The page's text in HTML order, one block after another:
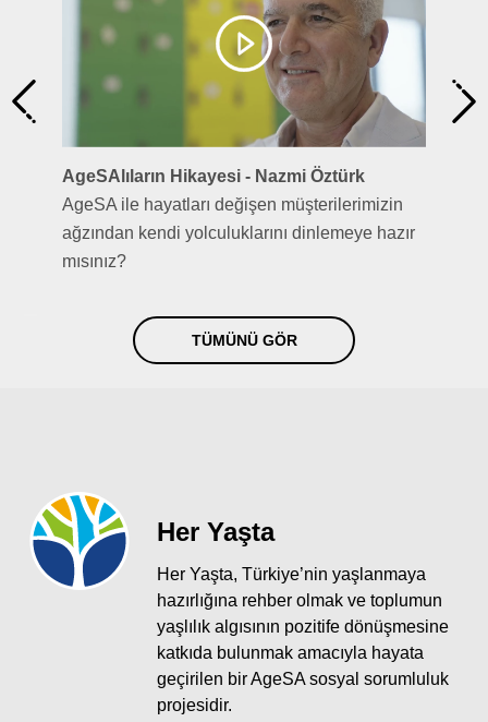
AgeSAlıların Hikayesi - Nazmi Öztürk
AgeSA ile hayatları değişen müşterilerimizin
ağzından kendi yolculuklarını dinlemeye hazır
mısınız?
TÜMÜNÜ GÖR
Her Yaşta
Her Yaşta, Türkiye’nin yaşlanmaya
hazırlığına rehber olmak ve toplumun
yaşlılık algısının pozitife dönüşmesine
katkıda bulunmak amacıyla hayata
geçirilen bir AgeSA sosyal sorumluluk
projesidir.